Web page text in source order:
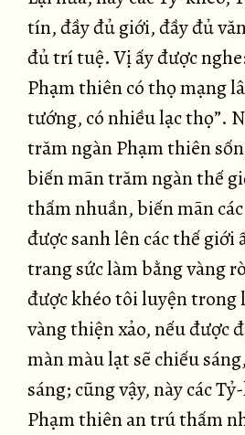
tín, đầy đủ giới, đầy đủ
đủ trí tuệ. Vị ấy được
Phạm thiên có thọ mạng
tướng, có nhiều lạc thọ”.
trăm ngàn Phạm thiên
biến mãn trăm ngàn thế
thấm nhuần, biến mãn
được sanh lên các thế giới
trang sức làm bằng vàng
được khéo tôi luyện trong
vàng thiện xảo, nếu được
màn màu lạt sẽ chiếu
sáng; cũng vậy, này các
Phạm thiên an trú thấm